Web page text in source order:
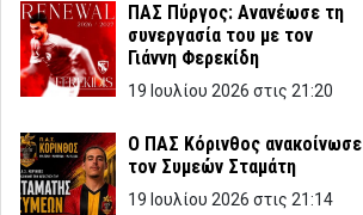
ΠΑΣ Πύργος: Ανανέωσε τη
συνεργασία του με τον
Γιάννη Φερεκίδη
19 Ιουλίου 2026 στις 21:20
Ο ΠΑΣ Κόρινθος ανακοίνωσε
τον Συμεών Σταμάτη
19 Ιουλίου 2026 στις 21:14